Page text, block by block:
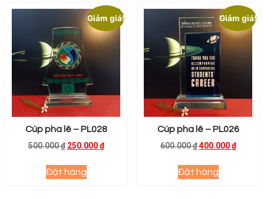
Giảm giá!
Cúp pha lê – PL028
500.000₫ 250.000₫
Đặt hàng
Giảm giá!
Cúp pha lê – PL026
600.000₫ 400.000₫
Đặt hàng